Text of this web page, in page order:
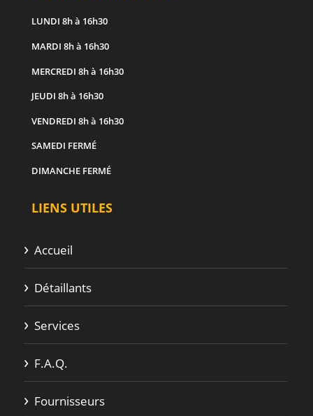
LUNDI 8h à 16h30
MARDI 8h à 16h30
MERCREDI 8h à 16h30
JEUDI 8h à 16h30
VENDREDI 8h à 16h30
SAMEDI FERMÉ
DIMANCHE FERMÉ
LIENS UTILES
Accueil
Détaillants
Services
F.A.Q.
Fournisseurs